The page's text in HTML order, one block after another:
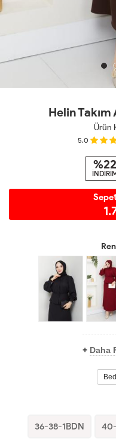
Helin Takım
Ürün
5.0
%22
+ Daha
36-38-1BDN